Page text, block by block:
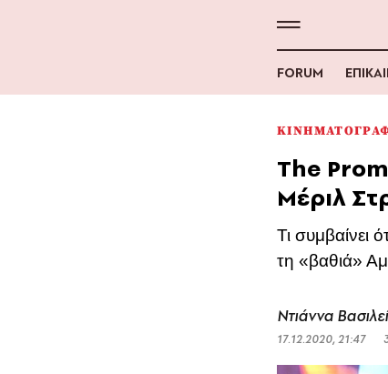
FORUM
The
Μέριλ
Τι συμβαίνει
τη «βαθιά»
Ντιάννα
17.12.2020, 21:47